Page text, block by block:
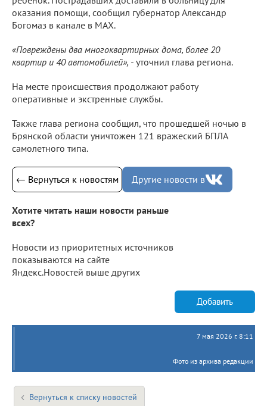
оказания помощи, сообщил губернатор Александр
Богомаз в канале в МАХ.
«Повреждены два многоквартирных дома, более 20
квартир и 40 автомобилей», - уточнил глава региона.
На месте происшествия продолжают работу
оперативные и экстренные службы.
Также глава региона сообщил, что прошедшей ночью в
Брянской области уничтожен 121 вражеский БПЛА
самолетного типа.
← Вернуться к новостям Другие новости в
Хотите читать наши новости раньше
всех?
Новости из приоритетных источников
показываются на сайте
Яндекс.Новостей выше других
Добавить
7 мая 2026 г. 8:11
Фото из архива редакции
Вернуться к списку новостей